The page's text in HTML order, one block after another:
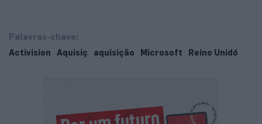
Palavras-chave:
Activision
Aquisiç aquisição Microsoft Reino Unidó